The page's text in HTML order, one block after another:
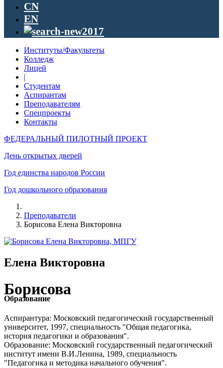
CN
EN
Институты/Факультеты
Колледж
Лицей
|
Студентам
Аспирантам
Преподавателям
Спецпроекты
Контакты
ФЕДЕРАЛЬНЫЙ ПИЛОТНЫЙ ПРОЕКТ
День открытых дверей
Год единства народов России
Год дошкольного образования
Преподаватели
Борисова Елена Викторовна
Елена Викторовна
Борисова
Образование
Аспирантура: Московский педагогический государственный
университет, 1997, специальность "Общая педагогика,
история педагогики и образования".
Образование: Московский государственный педагогический
институт имени В.И.Ленина, 1989, специальность
"Педагогика и методика начального обучения".